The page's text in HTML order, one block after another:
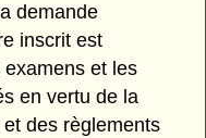
demande
inscrit est
et les
en vertu de la
des règlements